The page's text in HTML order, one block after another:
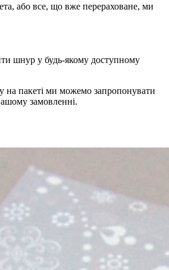
або все, що вже перераховане, ми
шнур у будь-якому доступному
на пакеті ми можемо запропонувати
замовленні.